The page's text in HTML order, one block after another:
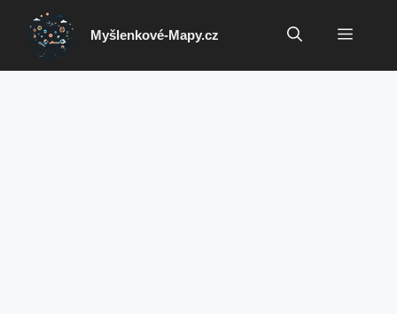
Přeskočit
obsah
Myšlenkové-Mapy.cz Menu